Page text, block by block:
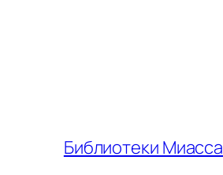
Библиотеки Миасса